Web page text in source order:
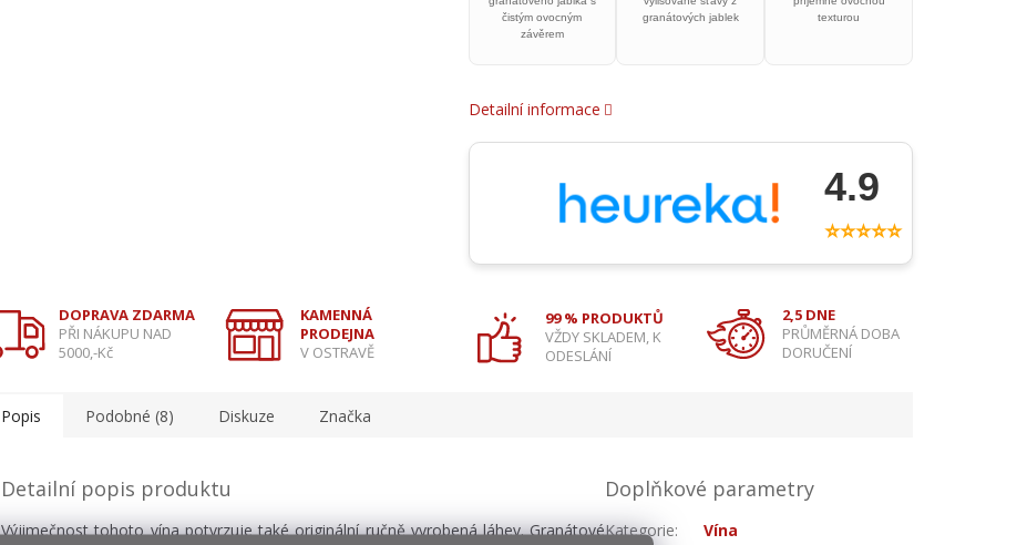
čistým ovocným
závěrem
granátových jablek
texturou
Detailní informace
4.9
⭐⭐⭐⭐⭐
DOPRAVA ZDARMA
PŘI NÁKUPU NAD
5000,-Kč
KAMENNÁ
PRODEJNA
V OSTRAVĚ
99 % PRODUKTŮ
VŽDY SKLADEM, K
ODESLÁNÍ
2,5 DNE
PRŮMĚRNÁ DOBA
DORUČENÍ
Popis Podobné (8) Diskuze Značka
Detailní popis produktu
Výjimečnost tohoto vína potvrzuje také originální ručně vyrobená láhev. Granátové
Doplňkové parametry
Kategorie:
Vína